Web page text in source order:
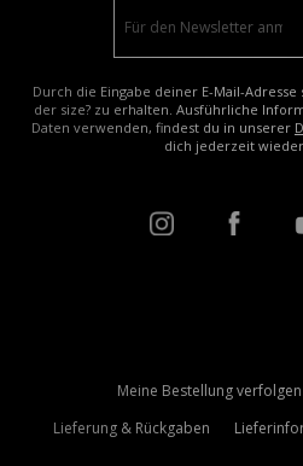
Durch die Eingabe deiner E-Mail-
der size? zu erhalten. Ausführliche
Daten verwenden, findest du in unserer
dich jederzeit
Meine Bestellung verfolgen
Lieferung & Rückgaben